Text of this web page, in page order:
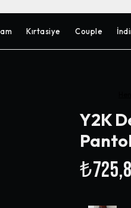
Kırtasiye Couple
Y2K